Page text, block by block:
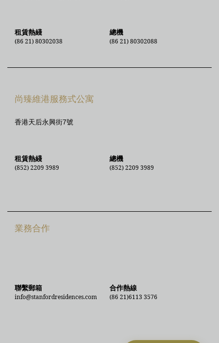
租賃熱綫
(86 21) 80302038
總機
(86 21) 80302088
尚臻維港服務式公寓
香港天后永興街7號
租賃熱綫
(852) 2209 3989
總機
(852) 2209 3989
業務合作
聯繫郵箱
info@stanfordresidences.com
合作熱線
(86 21)6113 3576